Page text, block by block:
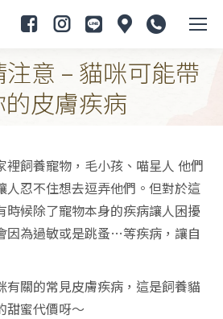
意 – 貓咪可能帶
皮膚疾病
You are here:
裡飼養寵物，毛小孩、喵星人 他們
人忍不住想去逗弄他們。但對於這
時候除了寵物本身的疾病讓人困擾
因為過敏或是跳蚤…等疾病，讓自
有關的常見皮膚疾病，這是飼養貓
甜蜜代價呀～